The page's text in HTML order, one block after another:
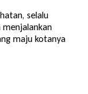
selalu
menjalankan
maju kotanya